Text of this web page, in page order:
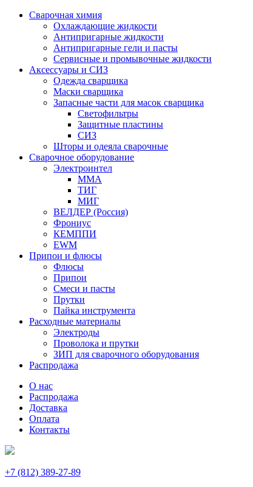
Сварочная химия
Охлаждающие жидкости
Антипригарные жидкости
Антипригарные гели и пасты
Сервисные и промывочные жидкости
Аксессуары и СИЗ
Одежда сварщика
Маски сварщика
Запасные части для масок сварщика
Светофильтры
Защитные пластины
СИЗ
Шторы и одеяла сварочные
Сварочное оборудование
Электроинтел
ММА
ТИГ
МИГ
ВЕЛДЕР (Россия)
Фрониус
КЕМППИ
EWM
Припои и флюсы
Флюсы
Припои
Смеси и пасты
Прутки
Пайка инструмента
Расходные материалы
Электроды
Проволока и прутки
ЗИП для сварочного оборудования
Распродажа
О нас
Распродажа
Доставка
Оплата
Контакты
+7 (812) 389-27-89